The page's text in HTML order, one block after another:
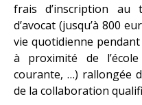
frais d’inscription au
d’avocat (jusqu’à 800
vie quotidienne
à proximité de
courante, …) rallongée
de la collaboration